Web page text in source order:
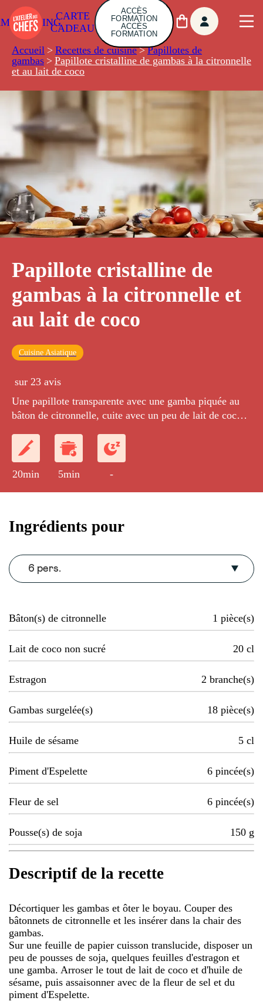
CARTE
CADEAU
ACCÈS
FORMATION
ACCÈS
FORMATION
Accueil > Recettes de cuisine > Papillotes de
gambas > Papillote cristalline de gambas à la citronnelle
et au lait de coco
Papillote cristalline de
gambas à la citronnelle et
au lait de coco
Cuisine Asiatique
sur 23 avis
Une papillote transparente avec une gamba piquée au
bâton de citronnelle, cuite avec un peu de lait de coco
20min 5min -
Ingrédients pour
6 pers.
Bâton(s) de citronnelle 1 pièce(s)
Lait de coco non sucré 20 cl
Estragon 2 branche(s)
Gambas surgelée(s) 18 pièce(s)
Huile de sésame 5 cl
Piment d'Espelette 6 pincée(s)
Fleur de sel 6 pincée(s)
Pousse(s) de soja 150 g
Descriptif de la recette
Décortiquer les gambas et ôter le boyau. Couper des
bâtonnets de citronnelle et les insérer dans la chair des
gambas.
Sur une feuille de papier cuisson translucide, disposer un
peu de pousses de soja, quelques feuilles d'estragon et
une gamba. Arroser le tout de lait de coco et d'huile de
sésame, puis assaisonner avec de la fleur de sel et du
piment d'Espelette.